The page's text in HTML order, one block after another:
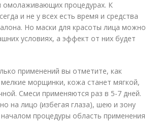
омолаживающих процедурах. К
и не у всех есть время и средства
Но маски для красоты лица можно
условиях, а эффект от них будет
применений вы отметите, как
мелкие морщинки, кожа станет мягкой,
Смеси применяются раз в 5-7 дней.
на лицо (избегая глаза), шею и зону
процедуры область применения